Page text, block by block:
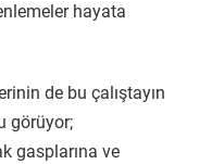
hayata
de bu çalıştayın
görüyor;
gasplarına ve